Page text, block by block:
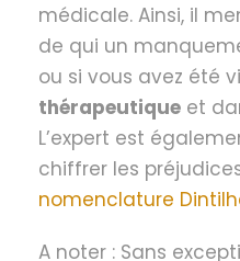
médicale. Ainsi, il
de qui un
ou si vous avez été
thérapeutique et
L’expert est
chiffrer les
nomenclature
A noter : Sans